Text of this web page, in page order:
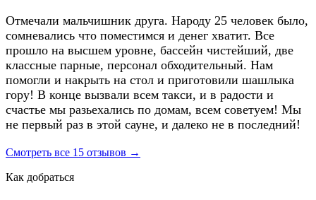
Отмечали мальчишник друга. Народу 25 человек было,
сомневались что поместимся и денег хватит. Все
прошло на высшем уровне, бассейн чистейший, две
классные парные, персонал обходительный. Нам
помогли и накрыть на стол и приготовили шашлыка
гору! В конце вызвали всем такси, и в радости и
счастье мы разьехались по домам, всем советуем! Мы
не первый раз в этой сауне, и далеко не в последний!
Смотреть все 15 отзывов →
Как добраться